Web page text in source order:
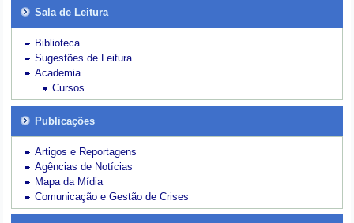
Sala de Leitura
Biblioteca
Sugestões de Leitura
Academia
Cursos
Publicações
Artigos e Reportagens
Agências de Notícias
Mapa da Mídia
Comunicação e Gestão de Crises